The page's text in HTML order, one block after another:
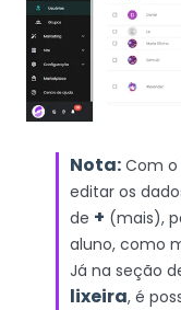
Nota: Com
editar os
de + (mais),
aluno, como
Já na seção
lixeira, é